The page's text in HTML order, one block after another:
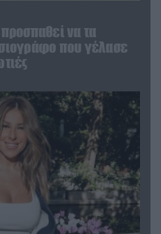
προσπαθεί να τα
που γέλασε